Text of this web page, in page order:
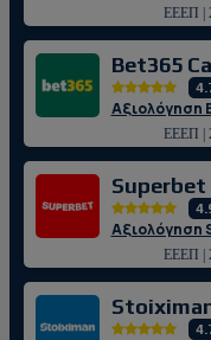
ΕΕΕΠ |
Bet365
Αξιολόγηση
ΕΕΕΠ |
Superbet
Αξιολόγηση
ΕΕΕΠ |